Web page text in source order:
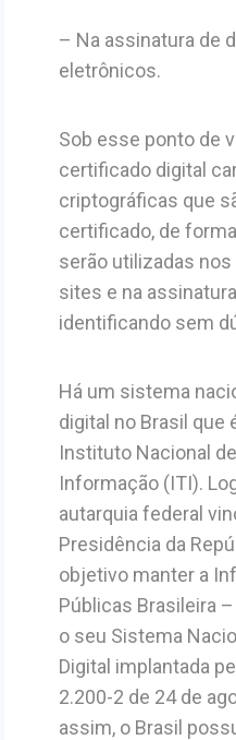
– Na assinatura de
eletrônicos.
Sob esse ponto de
certificado digital
criptográficas que
certificado, de
serão utilizadas
sites e na
identificando sem
Há um sistema
digital no Brasil que
Instituto Nacional
Informação (ITI).
autarquia federal
Presidência da
objetivo manter a
Públicas Brasileira
o seu Sistema
Digital implantada
2.200-2 de 24 de
assim, o Brasil